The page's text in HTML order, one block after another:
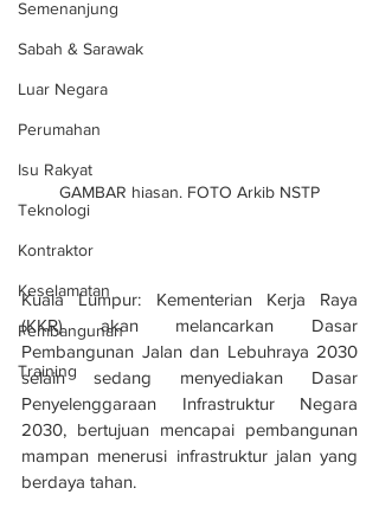
Semenanjung
Sabah & Sarawak
Luar Negara
Perumahan
Isu Rakyat
Teknologi
Kontraktor
Keselamatan
Pembangunan
Training
GAMBAR hiasan. FOTO Arkib NSTP
Kuala Lumpur: Kementerian Kerja Raya
(KKR) akan melancarkan Dasar
Pembangunan Jalan dan Lebuhraya 2030
selain sedang menyediakan Dasar
Penyelenggaraan Infrastruktur Negara
2030, bertujuan mencapai pembangunan
mampan menerusi infrastruktur jalan yang
berdaya tahan.